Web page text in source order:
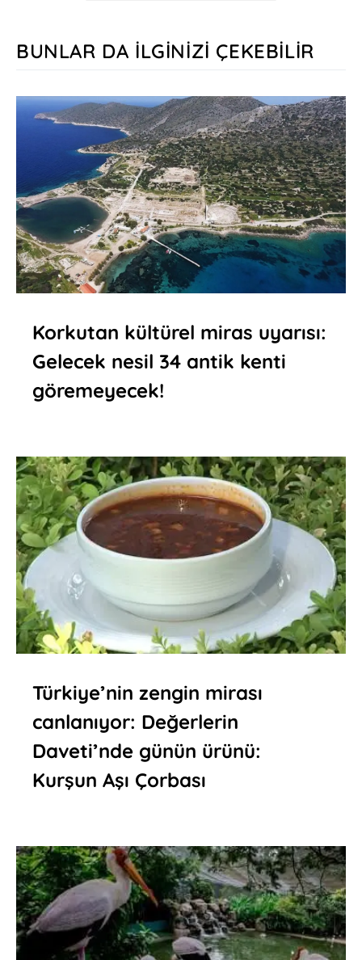
BUNLAR DA İLGINIZI ÇEKEBILIR
Korkutan kültürel miras uyarısı:
Gelecek nesil 34 antik kenti
göremeyecek!
Türkiye’nin zengin mirası
canlanıyor: Değerlerin
Daveti’nde günün ürünü:
Kurşun Aşı Çorbası